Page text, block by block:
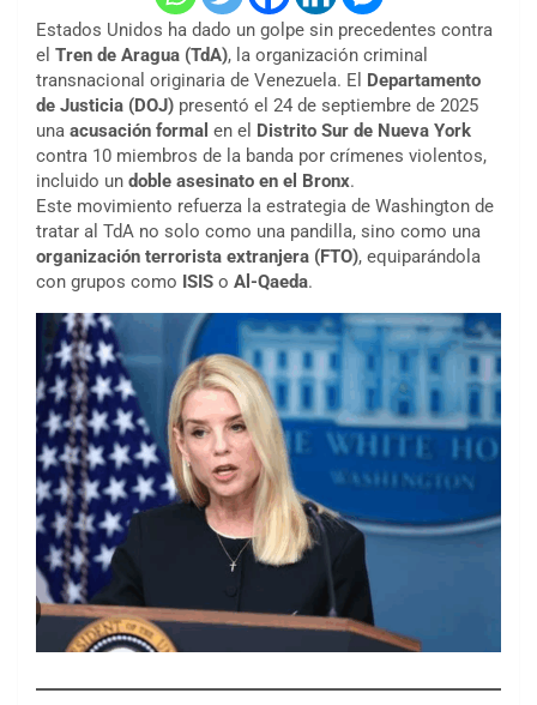
Estados Unidos ha dado un golpe sin precedentes contra
el Tren de Aragua (TdA), la organización criminal
transnacional originaria de Venezuela. El Departamento
de Justicia (DOJ) presentó el 24 de septiembre de 2025
una acusación formal en el Distrito Sur de Nueva York
contra 10 miembros de la banda por crímenes violentos,
incluido un doble asesinato en el Bronx.
Este movimiento refuerza la estrategia de Washington de
tratar al TdA no solo como una pandilla, sino como una
organización terrorista extranjera (FTO), equiparándola
con grupos como ISIS o Al-Qaeda.